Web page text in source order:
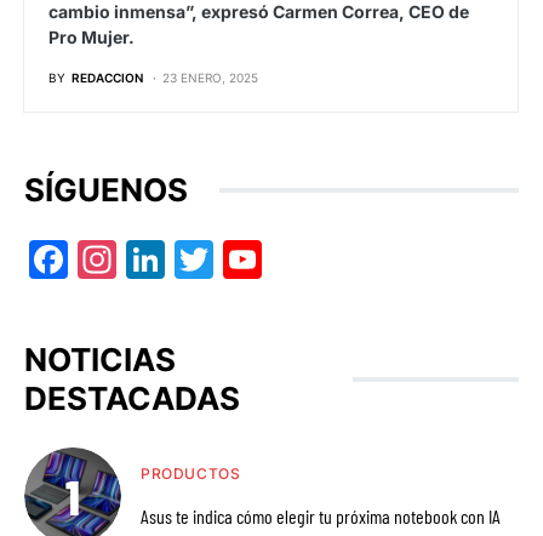
cambio inmensa”, expresó Carmen Correa, CEO de
Pro Mujer.
BY REDACCION 23 ENERO, 2025
SÍGUENOS
Facebook
Instagram
LinkedIn
Twitter
NOTICIAS
DESTACADAS
PRODUCTOS
Asus te indica cómo elegir tu próxima notebook con IA